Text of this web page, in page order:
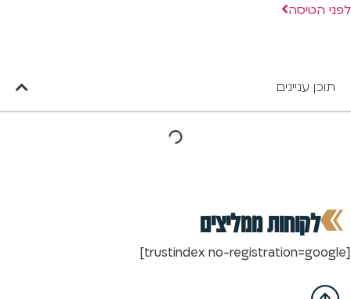
לפני הטיסה
תוכן עניינים
לקוחות ממליצים
[trustindex no-registration=google]